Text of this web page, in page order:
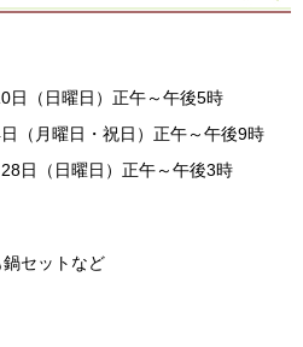
日（日曜日）正午～午後5時
（月曜日・祝日）正午～午後9時
日（日曜日）正午～午後3時
セットなど